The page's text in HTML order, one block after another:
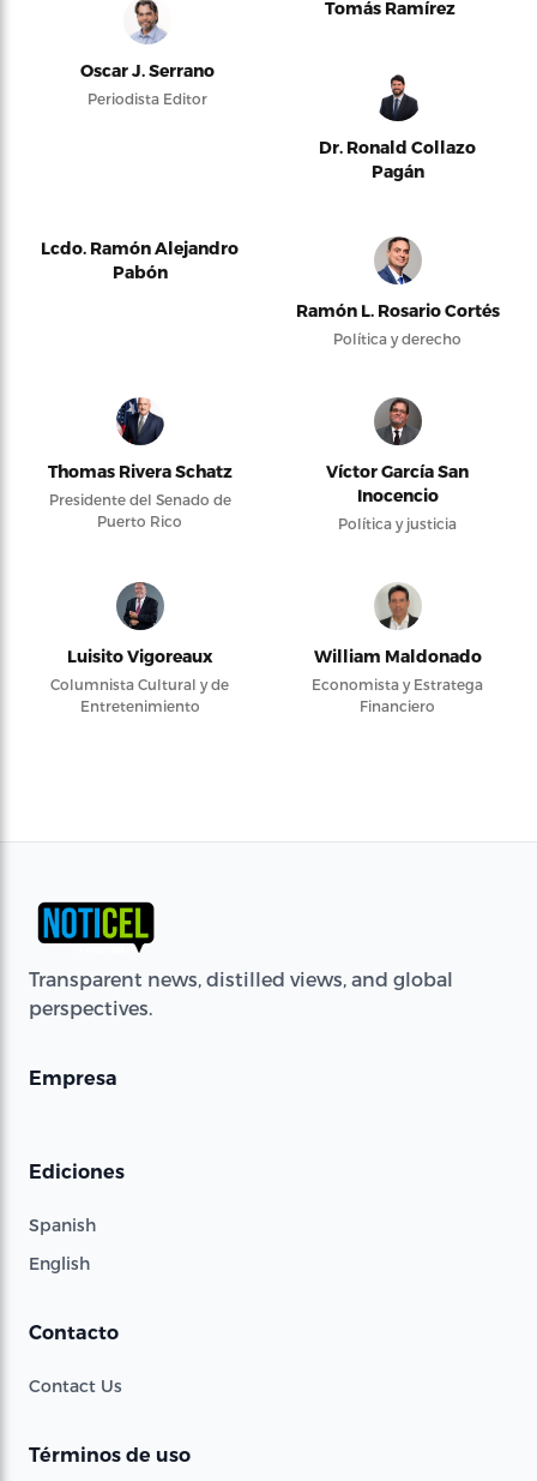
Oscar J. Serrano
Periodista Editor
Tomás Ramírez
Dr. Ronald Collazo
Pagán
Lcdo. Ramón Alejandro
Pabón
Ramón L. Rosario Cortés
Política y derecho
Thomas Rivera Schatz
Presidente del Senado de
Puerto Rico
Víctor García San
Inocencio
Política y justicia
Luisito Vigoreaux
Columnista Cultural y de
Entretenimiento
William Maldonado
Economista y Estratega
Financiero
Transparent news, distilled views, and global
perspectives.
Empresa
Ediciones
Spanish
English
Contacto
Contact Us
Términos de uso